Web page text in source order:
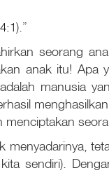
).”
seorang
anak itu! Apa
manusia
sendiri).